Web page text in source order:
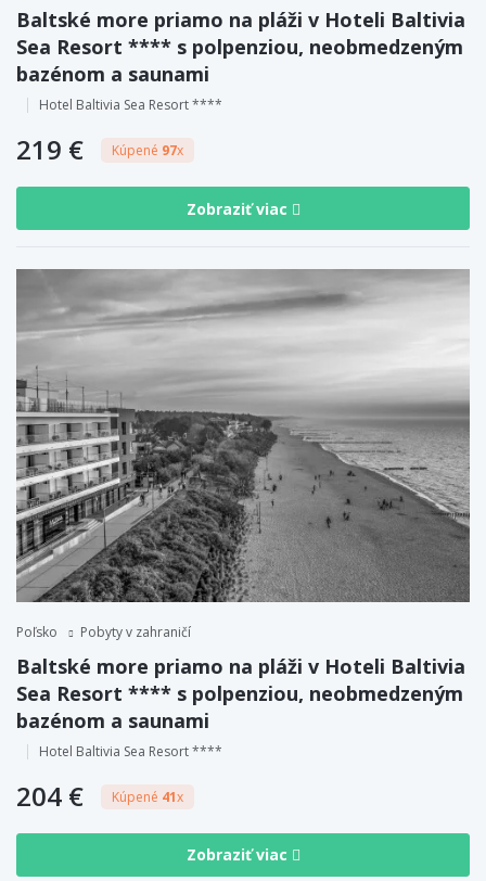
Baltské more priamo na pláži v Hoteli Baltivia
Sea Resort **** s polpenziou, neobmedzeným
bazénom a saunami
Hotel Baltivia Sea Resort ****
219 € Kúpené 97x
Zobraziť viac
Poľsko Pobyty v zahraničí
Baltské more priamo na pláži v Hoteli Baltivia
Sea Resort **** s polpenziou, neobmedzeným
bazénom a saunami
Hotel Baltivia Sea Resort ****
204 € Kúpené 41x
Zobraziť viac